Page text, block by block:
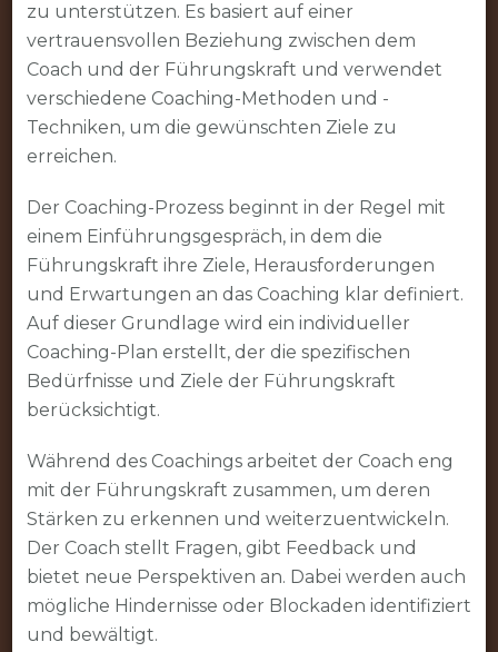
zu unterstützen. Es basiert auf einer
vertrauensvollen Beziehung zwischen dem
Coach und der Führungskraft und verwendet
verschiedene Coaching-Methoden und -
Techniken, um die gewünschten Ziele zu
erreichen.
Der Coaching-Prozess beginnt in der Regel mit
einem Einführungsgespräch, in dem die
Führungskraft ihre Ziele, Herausforderungen
und Erwartungen an das Coaching klar definiert.
Auf dieser Grundlage wird ein individueller
Coaching-Plan erstellt, der die spezifischen
Bedürfnisse und Ziele der Führungskraft
berücksichtigt.
Während des Coachings arbeitet der Coach eng
mit der Führungskraft zusammen, um deren
Stärken zu erkennen und weiterzuentwickeln.
Der Coach stellt Fragen, gibt Feedback und
bietet neue Perspektiven an. Dabei werden auch
mögliche Hindernisse oder Blockaden identifiziert
und bewältigt.